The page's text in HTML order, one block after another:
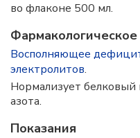
во флаконе 500 мл.
Восполняющее
электролитов.
Нормализует
азота.
Показания